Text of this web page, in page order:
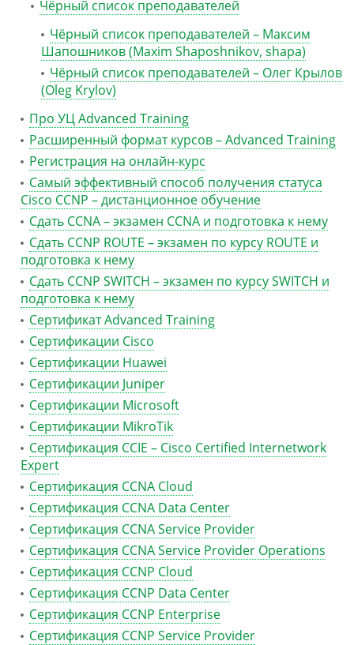
Чёрный список преподавателей
Чёрный список преподавателей – Максим
Шапошников (Maxim Shaposhnikov, shapa)
Чёрный список преподавателей – Олег Крылов
(Oleg Krylov)
Про УЦ Advanced Training
Расширенный формат курсов – Advanced Training
Регистрация на онлайн-курс
Самый эффективный способ получения статуса
Cisco CCNP – дистанционное обучение
Сдать CCNA – экзамен CCNA и подготовка к нему
Сдать CCNP ROUTE – экзамен по курсу ROUTE и
подготовка к нему
Сдать CCNP SWITCH – экзамен по курсу SWITCH и
подготовка к нему
Сертификат Advanced Training
Сертификации Cisco
Сертификации Huawei
Сертификации Juniper
Сертификации Microsoft
Сертификации MikroTik
Сертификация CCIE – Cisco Certified Internetwork
Expert
Сертификация CCNA Cloud
Сертификация CCNA Data Center
Сертификация CCNA Service Provider
Сертификация CCNA Service Provider Operations
Сертификация CCNP Cloud
Сертификация CCNP Data Center
Сертификация CCNP Enterprise
Сертификация CCNP Service Provider